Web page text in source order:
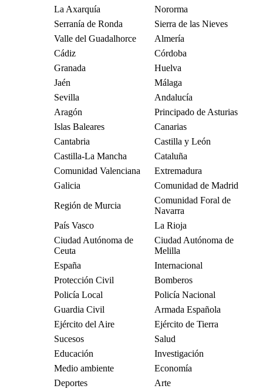
La Axarquía
Nororma
Serranía de Ronda
Sierra de las Nieves
Valle del Guadalhorce
Almería
Cádiz
Córdoba
Granada
Huelva
Jaén
Málaga
Sevilla
Andalucía
Aragón
Principado de Asturias
Islas Baleares
Canarias
Cantabria
Castilla y León
Castilla-La Mancha
Cataluña
Comunidad Valenciana
Extremadura
Galicia
Comunidad de Madrid
Región de Murcia
Comunidad Foral de
Navarra
País Vasco
La Rioja
Ciudad Autónoma de
Ceuta
Ciudad Autónoma de
Melilla
España
Internacional
Protección Civil
Bomberos
Policía Local
Policía Nacional
Guardia Civil
Armada Española
Ejército del Aire
Ejército de Tierra
Sucesos
Salud
Educación
Investigación
Medio ambiente
Economía
Deportes
Arte